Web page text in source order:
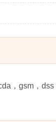
，gsm，dss